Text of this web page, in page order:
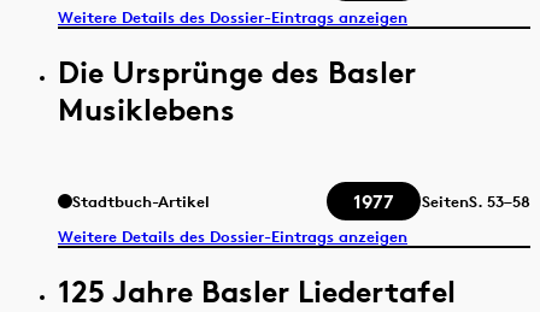
Weitere Details des Dossier-Eintrags anzeigen
Die Ursprünge des Basler
Musiklebens
Stadtbuch-Artikel 1977 SeitenS. 53–58
Weitere Details des Dossier-Eintrags anzeigen
125 Jahre Basler Liedertafel